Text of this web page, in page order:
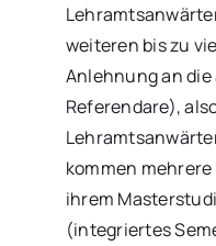
weiteren bis zu
Anlehnung an
Referendare),
kommen
ihrem
(integriertes